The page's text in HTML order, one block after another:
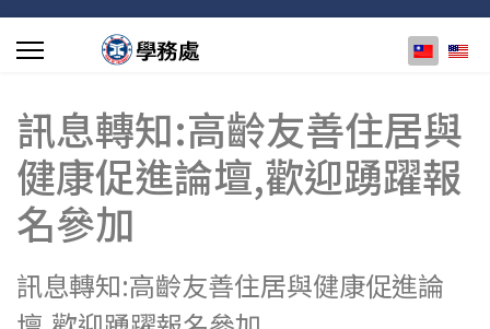
選擇你的
訊息轉知:高齡友善住居與
健康促進論壇,歡迎踴躍報
名參加
訊息轉知:高齡友善住居與健康促進論